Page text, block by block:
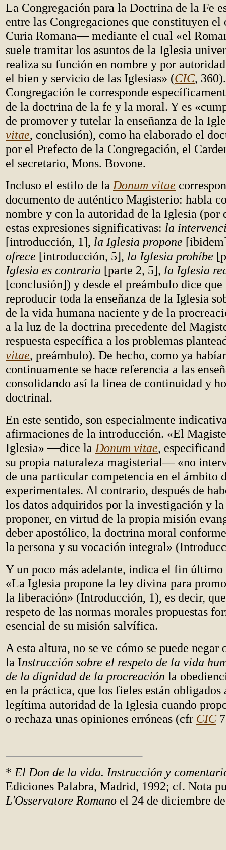
La Congregación para la Doctrina de la Fe
entre las Congregaciones que constituyen
Curia Romana— mediante el cual «el
suele tramitar los asuntos de la Iglesia
realiza su función en nombre y por
el bien y servicio de las Iglesias» (CIC,
Congregación le corresponde
de la doctrina de la fe y la moral. Y es
de promover y tutelar la enseñanza de la
vitae, conclusión), como ha elaborado el
por el Prefecto de la Congregación, el
el secretario, Mons. Bovone.
Incluso el estilo de la Donum vitae
documento de auténtico Magisterio: habla
nombre y con la autoridad de la Iglesia (por
estas expresiones significativas: la
[introducción, 1], la Iglesia propone
ofrece [introducción, 5], la Iglesia prohíbe
Iglesia es contraria [parte 2, 5], la Iglesia
[conclusión]) y desde el preámbulo dice que
reproducir toda la enseñanza de la Iglesia
de la vida humana naciente y de la
a la luz de la doctrina precedente del
respuesta específica a los problemas
vitae, preámbulo). De hecho, como ya
continuamente se hace referencia a las
consolidando así la linea de continuidad y
doctrinal.
En este sentido, son especialmente
afirmaciones de la introducción. «El
Iglesia» —dice la Donum vitae,
su propia naturaleza magisterial— «no
de una particular competencia en el ámbito
experimentales. Al contrario, después de
los datos adquiridos por la investigación y la
proponer, en virtud de la propia misión
deber apostólico, la doctrina moral
la persona y su vocación integral»
Y un poco más adelante, indica el fin
«La Iglesia propone la ley divina para
la liberación» (Introducción, 1), es decir,
respeto de las normas morales propuestas
esencial de su misión salvífica.
A esta altura, no se ve cómo se puede negar
la Instrucción sobre el respeto de la vida
de la dignidad de la procreación la
en la práctica, que los fieles están obligados
legítima autoridad de la Iglesia cuando
o rechaza unas opiniones erróneas (cfr CIC
* El Don de la vida. Instrucción y
Ediciones Palabra, Madrid, 1992; cf. Nota
L'Osservatore Romano el 24 de diciembre